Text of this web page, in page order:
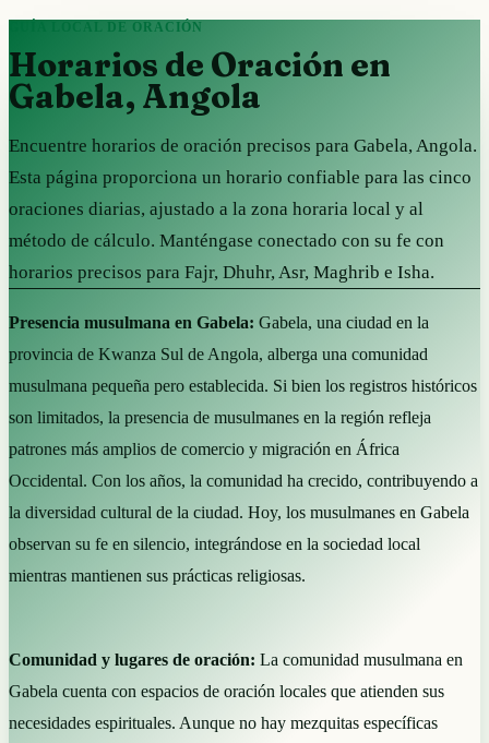
GUÍA LOCAL DE ORACIÓN
Horarios de Oración en
Gabela, Angola
Encuentre horarios de oración precisos para Gabela, Angola.
Esta página proporciona un horario confiable para las cinco
oraciones diarias, ajustado a la zona horaria local y al
método de cálculo. Manténgase conectado con su fe con
horarios precisos para Fajr, Dhuhr, Asr, Maghrib e Isha.
Presencia musulmana en Gabela: Gabela, una ciudad en la
provincia de Kwanza Sul de Angola, alberga una comunidad
musulmana pequeña pero establecida. Si bien los registros históricos
son limitados, la presencia de musulmanes en la región refleja
patrones más amplios de comercio y migración en África
Occidental. Con los años, la comunidad ha crecido, contribuyendo a
la diversidad cultural de la ciudad. Hoy, los musulmanes en Gabela
observan su fe en silencio, integrándose en la sociedad local
mientras mantienen sus prácticas religiosas.
Comunidad y lugares de oración: La comunidad musulmana en
Gabela cuenta con espacios de oración locales que atienden sus
necesidades espirituales. Aunque no hay mezquitas específicas